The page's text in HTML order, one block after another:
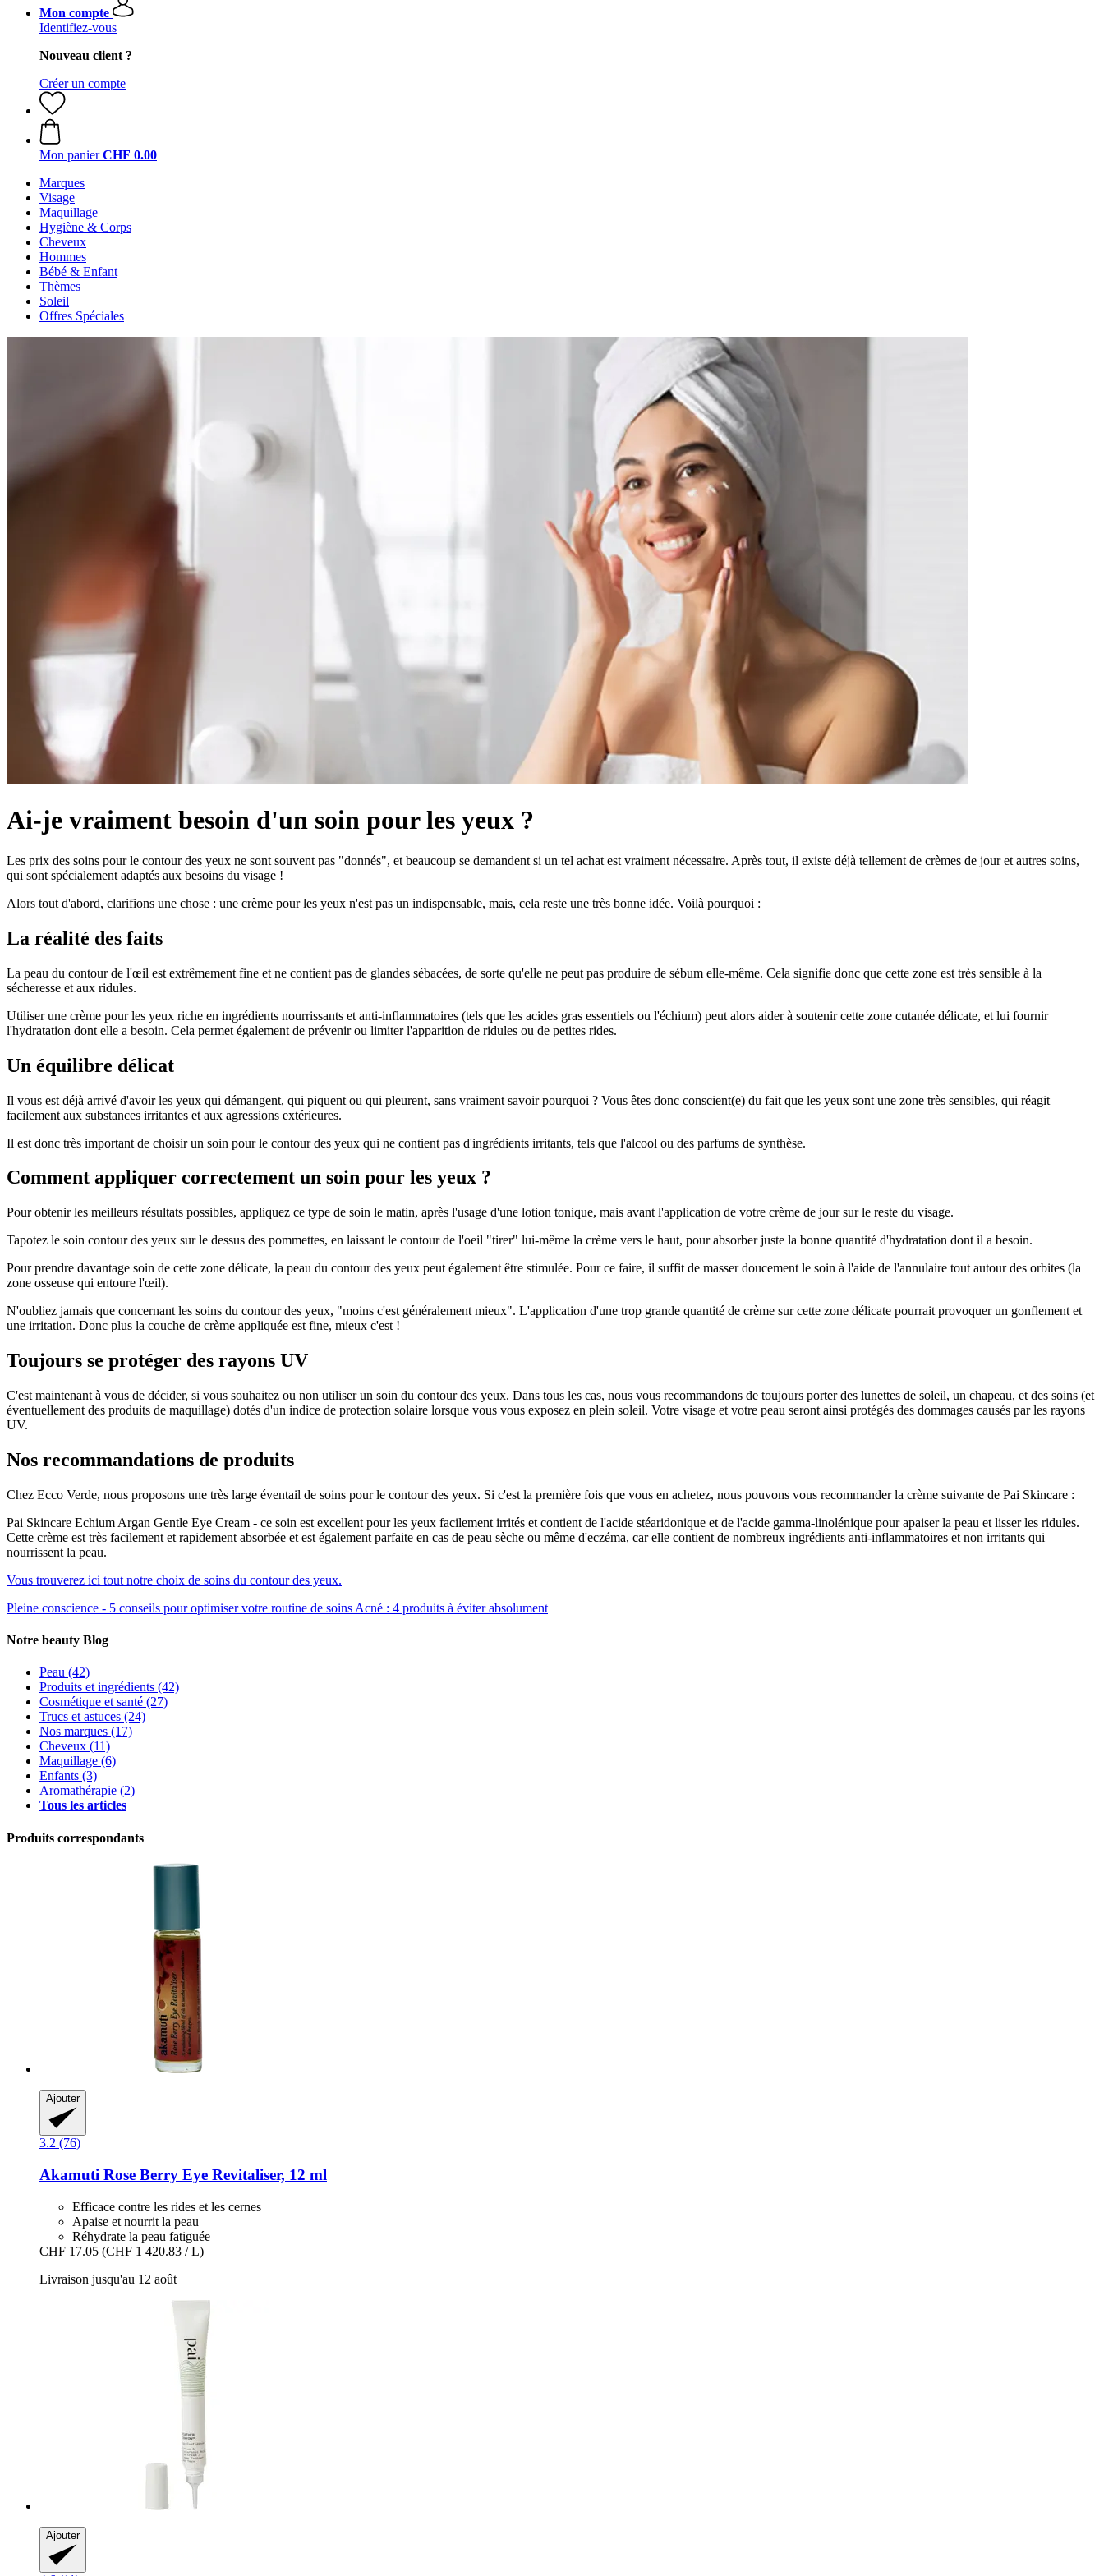
Mon compte
Identifiez-vous
Nouveau client ?
Créer un compte
Mon panier CHF 0.00
Marques
Visage
Maquillage
Hygiène & Corps
Cheveux
Hommes
Bébé & Enfant
Thèmes
Soleil
Offres Spéciales
Ai-je vraiment besoin d'un soin pour les yeux ?
Les prix des soins pour le contour des yeux ne sont souvent pas "donnés", et beaucoup se demandent si un tel achat est vraiment nécessaire. Après tout, il existe déjà tellement de crèmes de jour et autres soins,
qui sont spécialement adaptés aux besoins du visage !
Alors tout d'abord, clarifions une chose : une crème pour les yeux n'est pas un indispensable, mais, cela reste une très bonne idée. Voilà pourquoi :
La réalité des faits
La peau du contour de l'œil est extrêmement fine et ne contient pas de glandes sébacées, de sorte qu'elle ne peut pas produire de sébum elle-même. Cela signifie donc que cette zone est très sensible à la
sécheresse et aux ridules.
Utiliser une crème pour les yeux riche en ingrédients nourrissants et anti-inflammatoires (tels que les acides gras essentiels ou l'échium) peut alors aider à soutenir cette zone cutanée délicate, et lui fournir
l'hydratation dont elle a besoin. Cela permet également de prévenir ou limiter l'apparition de ridules ou de petites rides.
Un équilibre délicat
Il vous est déjà arrivé d'avoir les yeux qui démangent, qui piquent ou qui pleurent, sans vraiment savoir pourquoi ? Vous êtes donc conscient(e) du fait que les yeux sont une zone très sensibles, qui réagit
facilement aux substances irritantes et aux agressions extérieures.
Il est donc très important de choisir un soin pour le contour des yeux qui ne contient pas d'ingrédients irritants, tels que l'alcool ou des parfums de synthèse.
Comment appliquer correctement un soin pour les yeux ?
Pour obtenir les meilleurs résultats possibles, appliquez ce type de soin le matin, après l'usage d'une lotion tonique, mais avant l'application de votre crème de jour sur le reste du visage.
Tapotez le soin contour des yeux sur le dessus des pommettes, en laissant le contour de l'oeil "tirer" lui-même la crème vers le haut, pour absorber juste la bonne quantité d'hydratation dont il a besoin.
Pour prendre davantage soin de cette zone délicate, la peau du contour des yeux peut également être stimulée. Pour ce faire, il suffit de masser doucement le soin à l'aide de l'annulaire tout autour des orbites (la
zone osseuse qui entoure l'œil).
N'oubliez jamais que concernant les soins du contour des yeux, "moins c'est généralement mieux". L'application d'une trop grande quantité de crème sur cette zone délicate pourrait provoquer un gonflement et
une irritation. Donc plus la couche de crème appliquée est fine, mieux c'est !
Toujours se protéger des rayons UV
C'est maintenant à vous de décider, si vous souhaitez ou non utiliser un soin du contour des yeux. Dans tous les cas, nous vous recommandons de toujours porter des lunettes de soleil, un chapeau, et des soins (et
éventuellement des produits de maquillage) dotés d'un indice de protection solaire lorsque vous vous exposez en plein soleil. Votre visage et votre peau seront ainsi protégés des dommages causés par les rayons
UV.
Nos recommandations de produits
Chez Ecco Verde, nous proposons une très large éventail de soins pour le contour des yeux. Si c'est la première fois que vous en achetez, nous pouvons vous recommander la crème suivante de Pai Skincare :
Pai Skincare Echium Argan Gentle Eye Cream - ce soin est excellent pour les yeux facilement irrités et contient de l'acide stéaridonique et de l'acide gamma-linolénique pour apaiser la peau et lisser les ridules.
Cette crème est très facilement et rapidement absorbée et est également parfaite en cas de peau sèche ou même d'eczéma, car elle contient de nombreux ingrédients anti-inflammatoires et non irritants qui
nourrissent la peau.
Vous trouverez ici tout notre choix de soins du contour des yeux.
Pleine conscience - 5 conseils pour optimiser votre routine de soins Acné : 4 produits à éviter absolument
Notre beauty Blog
Peau (42)
Produits et ingrédients (42)
Cosmétique et santé (27)
Trucs et astuces (24)
Nos marques (17)
Cheveux (11)
Maquillage (6)
Enfants (3)
Aromathérapie (2)
Tous les articles
Produits correspondants
Ajouter
3.2 (76)
Akamuti Rose Berry Eye Revitaliser, 12 ml
Efficace contre les rides et les cernes
Apaise et nourrit la peau
Réhydrate la peau fatiguée
CHF 17.05 (CHF 1 420.83 / L)
Livraison jusqu'au 12 août
Ajouter